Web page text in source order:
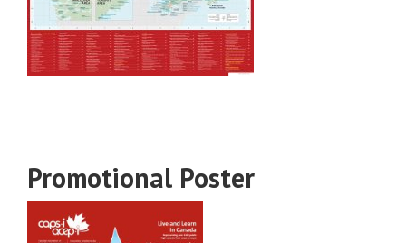
Promotional Poster